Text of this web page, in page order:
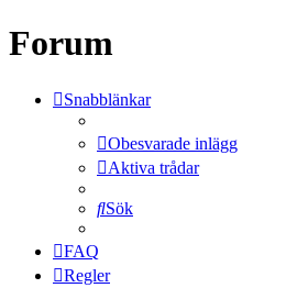
Forum
Snabblänkar
Obesvarade inlägg
Aktiva trådar
Sök
FAQ
Regler